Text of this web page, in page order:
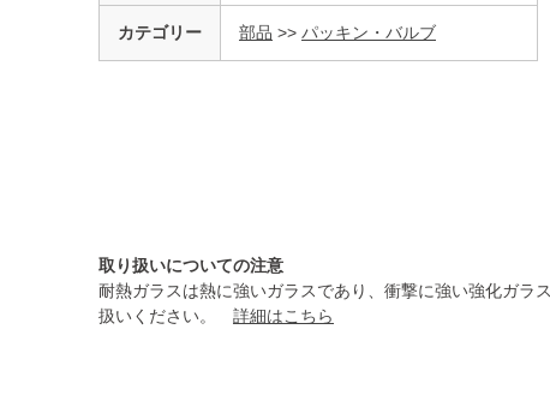
カテゴリー 部品 >> パッキン・バルブ
取り扱いについての注意
耐熱ガラスは熱に強いガラスであり、衝撃に強い強化ガラ
扱いください。 詳細はこちら